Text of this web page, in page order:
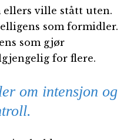
ellers ville stått uten.
som formidler.
som gjør
for flere.
om intensjon og